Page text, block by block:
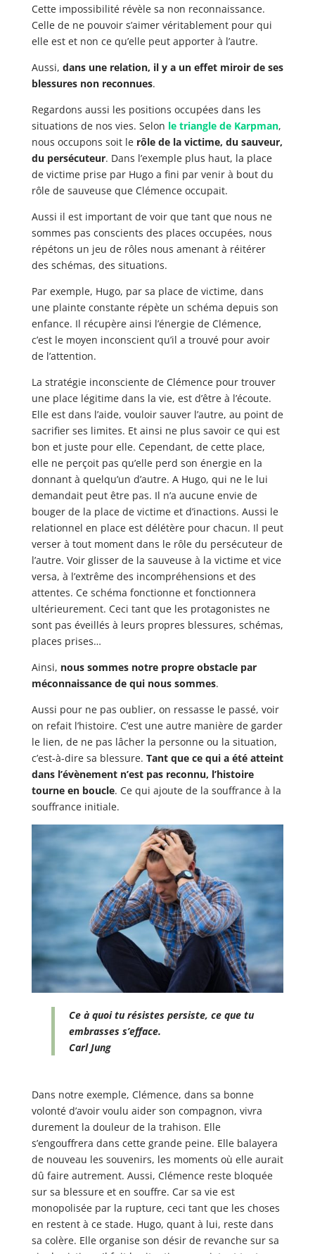
Cette impossibilité révèle sa non reconnaissance.
Celle de ne pouvoir s’aimer véritablement pour qui
elle est et non ce qu’elle peut apporter à l’autre.
Aussi, dans une relation, il y a un effet miroir de ses
blessures non reconnues.
Regardons aussi les positions occupées dans les
situations de nos vies. Selon le triangle de Karpman,
nous occupons soit le rôle de la victime, du sauveur,
du persécuteur. Dans l’exemple plus haut, la place
de victime prise par Hugo a fini par venir à bout du
rôle de sauveuse que Clémence occupait.
Aussi il est important de voir que tant que nous ne
sommes pas conscients des places occupées, nous
répétons un jeu de rôles nous amenant à réitérer
des schémas, des situations.
Par exemple, Hugo, par sa place de victime, dans
une plainte constante répète un schéma depuis son
enfance. Il récupère ainsi l’énergie de Clémence,
c’est le moyen inconscient qu’il a trouvé pour avoir
de l’attention.
La stratégie inconsciente de Clémence pour trouver
une place légitime dans la vie, est d’être à l’écoute.
Elle est dans l’aide, vouloir sauver l’autre, au point de
sacrifier ses limites. Et ainsi ne plus savoir ce qui est
bon et juste pour elle. Cependant, de cette place,
elle ne perçoit pas qu’elle perd son énergie en la
donnant à quelqu’un d’autre. A Hugo, qui ne le lui
demandait peut être pas. Il n’a aucune envie de
bouger de la place de victime et d’inactions. Aussi le
relationnel en place est délétère pour chacun. Il peut
verser à tout moment dans le rôle du persécuteur de
l’autre. Voir glisser de la sauveuse à la victime et vice
versa, à l’extrême des incompréhensions et des
attentes. Ce schéma fonctionne et fonctionnera
ultérieurement. Ceci tant que les protagonistes ne
sont pas éveillés à leurs propres blessures, schémas,
places prises…
Ainsi, nous sommes notre propre obstacle par
méconnaissance de qui nous sommes.
Aussi pour ne pas oublier, on ressasse le passé, voir
on refait l’histoire. C’est une autre manière de garder
le lien, de ne pas lâcher la personne ou la situation,
c’est-à-dire sa blessure. Tant que ce qui a été atteint
dans l’évènement n’est pas reconnu, l’histoire
tourne en boucle. Ce qui ajoute de la souffrance à la
souffrance initiale.
Ce à quoi tu résistes persiste, ce que tu
embrasses s’efface.
Carl Jung
Dans notre exemple, Clémence, dans sa bonne
volonté d’avoir voulu aider son compagnon, vivra
durement la douleur de la trahison. Elle
s’engouffrera dans cette grande peine. Elle balayera
de nouveau les souvenirs, les moments où elle aurait
dû faire autrement. Aussi, Clémence reste bloquée
sur sa blessure et en souffre. Car sa vie est
monopolisée par la rupture, ceci tant que les choses
en restent à ce stade. Hugo, quant à lui, reste dans
sa colère. Elle organise son désir de revanche sur sa